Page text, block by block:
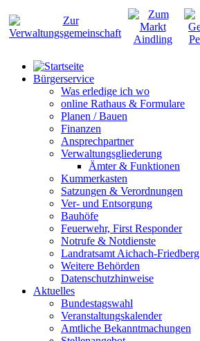
Bürgerservice
Was erledige ich wo
online Rathaus & Formulare
Planen / Bauen
Finanzen
Ansprechpartner
Verwaltungsgliederung
Ämter & Funktionen
Kummerkasten
Satzungen & Verordnungen
Ver- und Entsorgung
Bauhöfe
Feuerwehr, First Responder
Notrufe & Notdienste
Landratsamt Aichach-Friedberg
Weitere Behörden
Datenschutzhinweise
Aktuelles
Bundestagswahl
Veranstaltungskalender
Amtliche Bekanntmachungen